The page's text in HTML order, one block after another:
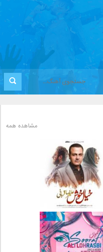
مشاهده همه
دانلود آهنگ جدید علیرضا
قربانی بنام خیال خوش